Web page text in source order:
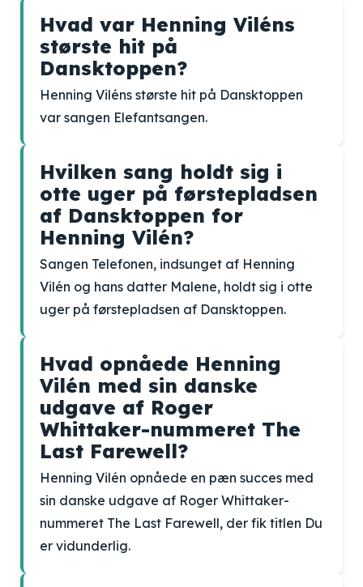
Hvad var Henning Viléns
største hit på
Dansktoppen?
Henning Viléns største hit på Dansktoppen
var sangen Elefantsangen.
Hvilken sang holdt sig i
otte uger på førstepladsen
af Dansktoppen for
Henning Vilén?
Sangen Telefonen, indsunget af Henning
Vilén og hans datter Malene, holdt sig i otte
uger på førstepladsen af Dansktoppen.
Hvad opnåede Henning
Vilén med sin danske
udgave af Roger
Whittaker-nummeret The
Last Farewell?
Henning Vilén opnåede en pæn succes med
sin danske udgave af Roger Whittaker-
nummeret The Last Farewell, der fik titlen Du
er vidunderlig.